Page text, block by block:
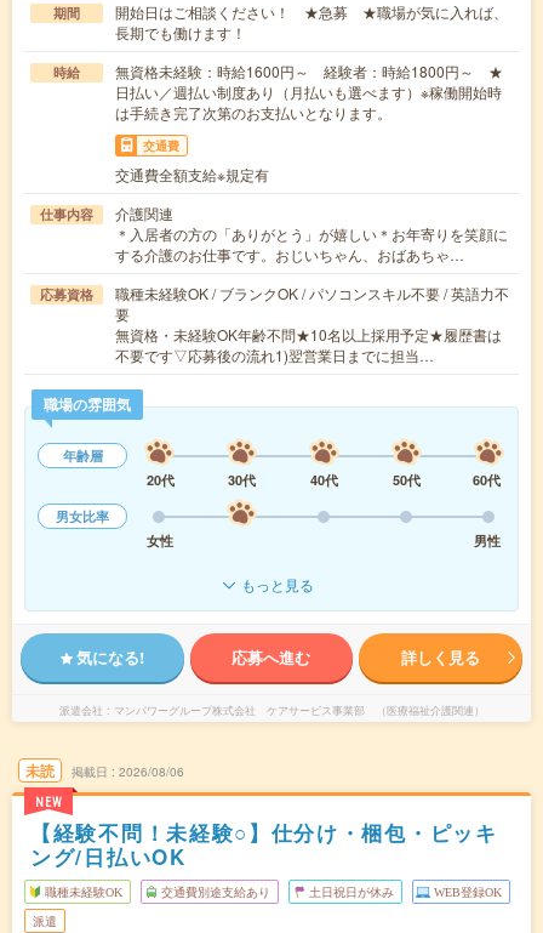
期間
開始日はご相談ください！ ★急募 ★職場が気に入れば、
長期でも働けます！
時給
無資格未経験：時給1600円～ 経験者：時給1800円～ ★
日払い／週払い制度あり（月払いも選べます）※稼働開始時
は手続き完了次第のお支払いとなります。
交通費
交通費全額支給※規定有
仕事内容
介護関連
＊入居者の方の「ありがとう」が嬉しい＊お年寄りを笑顔に
する介護のお仕事です。おじいちゃん、おばあちゃ…
応募資格
職種未経験OK / ブランクOK / パソコンスキル不要 / 英語力不
要
無資格・未経験OK年齢不問★10名以上採用予定★履歴書は
不要です▽応募後の流れ1)翌営業日までに担当…
職場の雰囲気
年齢層
20代
30代 40代 50代
60代
男女比率
女性
男性
もっと見る
気になる! 応募へ進む 詳しく見る
派遣会社 マンパワーグループ株式会社 ケアサービス事業部 （医療福祉介護関連）
未読
NEW
掲載日 2026/08/06
【経験不問！未経験○】仕分け・梱包・ピッキ
ング/日払いOK
職種未経験OK 交通費別途支給あり 土日祝日が休み WEB登録OK
派遣